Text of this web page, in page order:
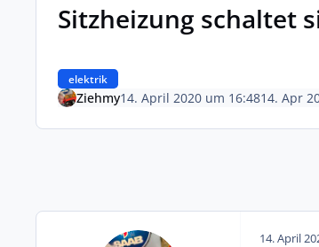
Sitzheizung schaltet
elektrik
Ziehmy14. April 2020 um 16:4814. Apr
14. April